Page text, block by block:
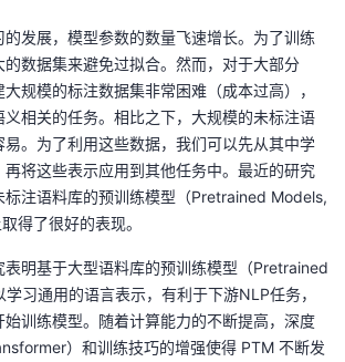
发展，模型参数的数量飞速增长。为了训练
数据集来避免过拟合。然而，对于大部分
规模的标注数据集非常困难（成本过高），
相关的任务。相比之下，大规模的未标注语
。为了利用这些数据，我们可以先从其中学
再将这些表示应用到其他任务中。最近的研究
标注语料库的预训练模型（Pretrained Models,
得了很好的表现。
表明基于大型语料库的预训练模型（Pretrained
习通用的语言表示，有利于下游NLP任务，
始训练模型。随着计算能力的不断提高，深度
）和训练技巧的增强使得 PTM 不断发